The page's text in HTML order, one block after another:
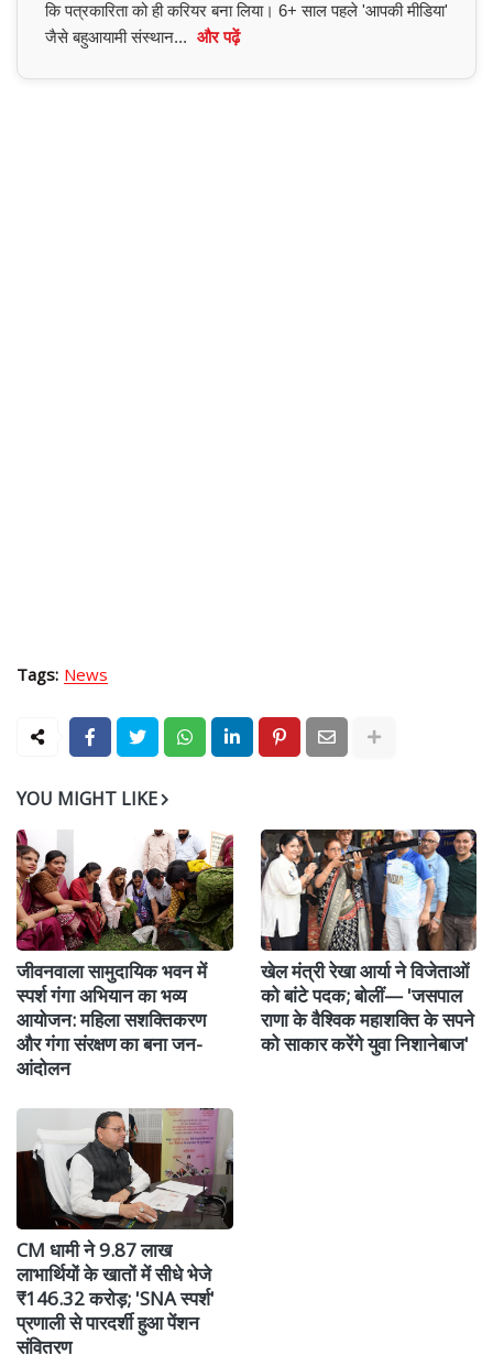
कि पत्रकारिता को ही करियर बना लिया। 6+ साल पहले 'आपकी मीडिया'
जैसे बहुआयामी संस्थान... और पढ़ें
Tags: News
YOU MIGHT LIKE
जीवनवाला सामुदायिक भवन में
स्पर्श गंगा अभियान का भव्य
आयोजन: महिला सशक्तिकरण
और गंगा संरक्षण का बना जन-
आंदोलन
खेल मंत्री रेखा आर्या ने विजेताओं
को बांटे पदक; बोलीं— 'जसपाल
राणा के वैश्विक महाशक्ति के सपने
को साकार करेंगे युवा निशानेबाज'
CM धामी ने 9.87 लाख
लाभार्थियों के खातों में सीधे भेजे
₹146.32 करोड़; 'SNA स्पर्श'
प्रणाली से पारदर्शी हुआ पेंशन
संवितरण